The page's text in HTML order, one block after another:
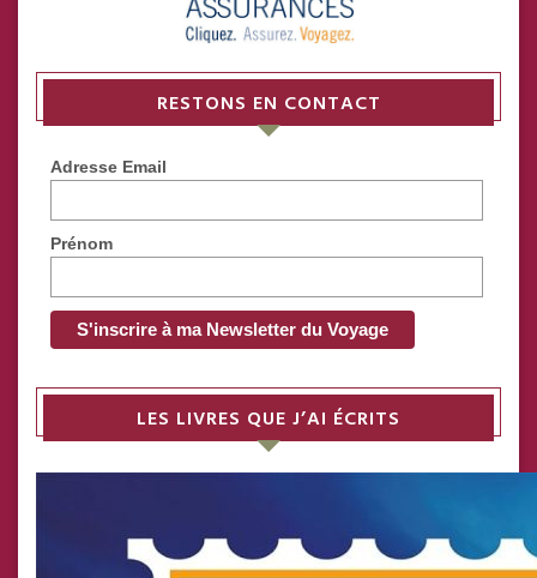
RESTONS EN CONTACT
Adresse Email
Prénom
LES LIVRES QUE J’AI ÉCRITS